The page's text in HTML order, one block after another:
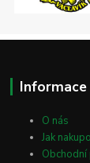
O nás
Jak